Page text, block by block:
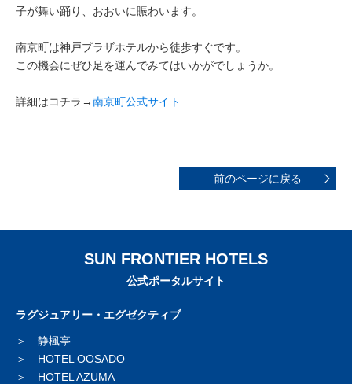
子が舞い踊り、おおいに賑わいます。
南京町は神戸プラザホテルから徒歩すぐです。
この機会にぜひ足を運んでみてはいかがでしょうか。
詳細はコチラ→南京町公式サイト
前のページに戻る
SUN FRONTIER HOTELS
公式ポータルサイト
ラグジュアリー・エグゼクティブ
静楓亭
HOTEL OOSADO
HOTEL AZUMA